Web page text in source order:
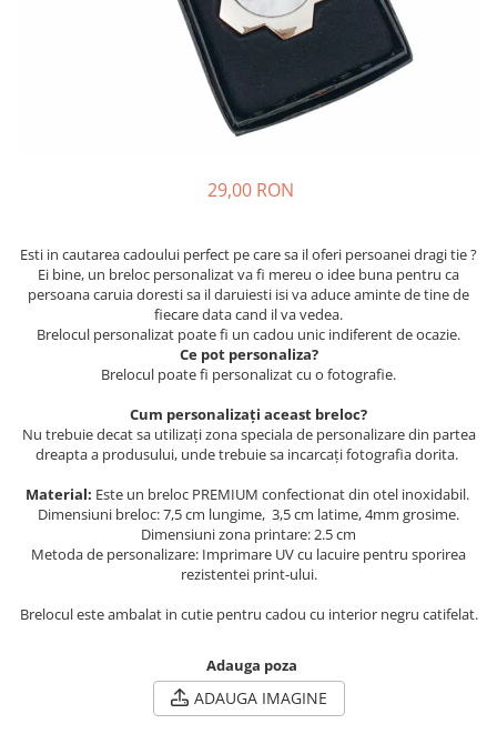
Body bebelusi personalizate
Cadouri Personalizate Unice
Cadouri pentru Doctori
29,00 RON
Esti in cautarea cadoului perfect pe care sa il oferi persoanei dragi tie ?
Ei bine, un breloc personalizat va fi mereu o idee buna pentru ca
persoana caruia doresti sa il daruiesti isi va aduce aminte de tine de
fiecare data cand il va vedea.
Brelocul personalizat poate fi un cadou unic indiferent de ocazie.
Ce pot personaliza?
Brelocul poate fi personalizat cu o fotografie.
Cum personalizați aceast breloc?
Nu trebuie decat sa utilizați zona speciala de personalizare din partea
dreapta a produsului, unde trebuie sa incarcați fotografia dorita.
Material: Este un breloc PREMIUM confectionat din otel inoxidabil.
Dimensiuni breloc: 7,5 cm lungime, 3,5 cm latime, 4mm grosime.
Dimensiuni zona printare: 2.5 cm
Metoda de personalizare: Imprimare UV cu lacuire pentru sporirea
rezistentei print-ului.
Brelocul este ambalat in cutie pentru cadou cu interior negru catifelat.
Adauga poza
ADAUGA IMAGINE